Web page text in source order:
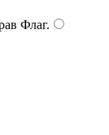
Флаг.